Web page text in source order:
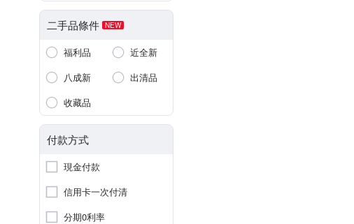
二手品條件 NEW
福利品
近全新
八成新
出清品
收藏品
付款方式
現金付款
信用卡一次付清
分期0利率